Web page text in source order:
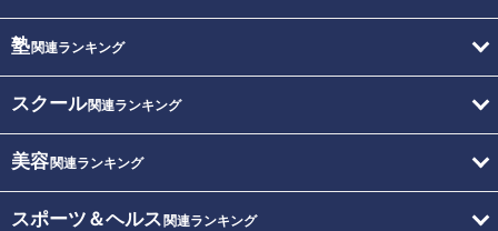
塾関連ランキング
スクール関連ランキング
美容関連ランキング
スポーツ＆ヘルス 関連ランキング